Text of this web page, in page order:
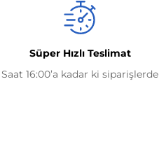
Süper Hızlı Teslimat
Saat 16:00’a kadar ki siparişlerde